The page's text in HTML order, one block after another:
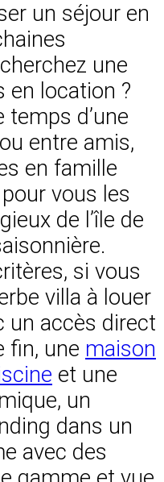
un séjour en
une
en location ?
temps d’une
entre amis,
en famille
vous les
de l’île de
si vous
villa à louer
un accès direct
fin, une maison
et une
un
dans un
avec des